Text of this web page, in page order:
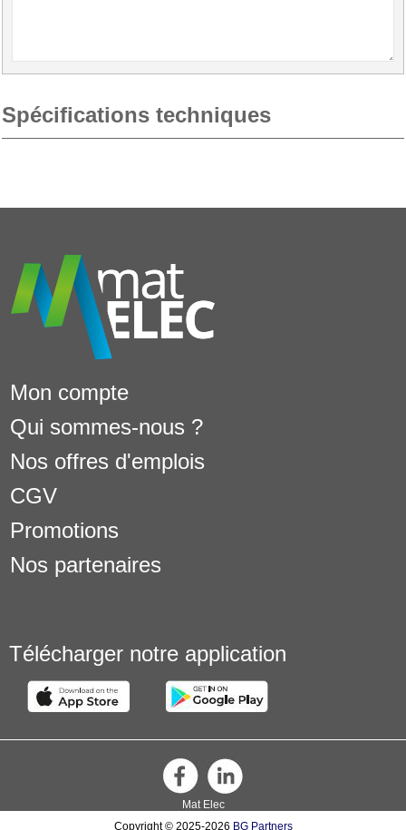
Spécifications techniques
Mon compte
Qui sommes-nous ?
Nos offres d'emplois
CGV
Promotions
Nos partenaires
Télécharger notre application
Mat Elec
Copyright © 2025-2026 BG Partners